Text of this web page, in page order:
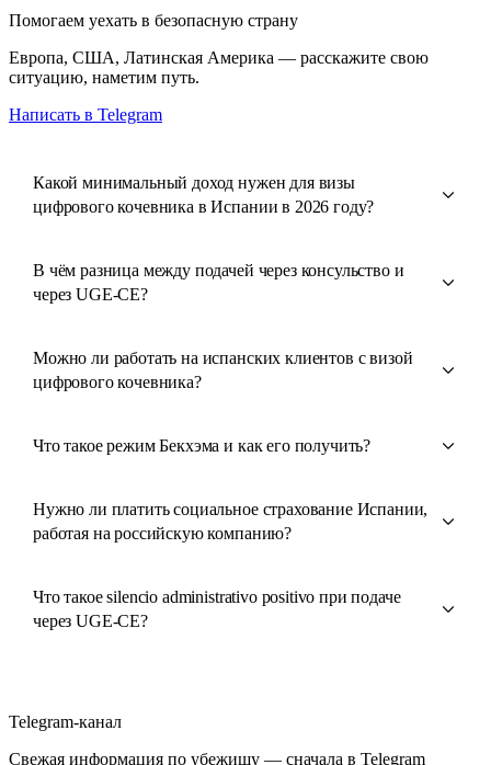
Помогаем уехать в безопасную страну
Европа, США, Латинская Америка — расскажите свою
ситуацию, наметим путь.
Написать в Telegram
Какой минимальный доход нужен для визы
цифрового кочевника в Испании в 2026 году?
В чём разница между подачей через консульство и
через UGE-CE?
Можно ли работать на испанских клиентов с визой
цифрового кочевника?
Что такое режим Бекхэма и как его получить?
Нужно ли платить социальное страхование Испании,
работая на российскую компанию?
Что такое silencio administrativo positivo при подаче
через UGE-CE?
Telegram-канал
Свежая информация по убежищу — сначала в Telegram